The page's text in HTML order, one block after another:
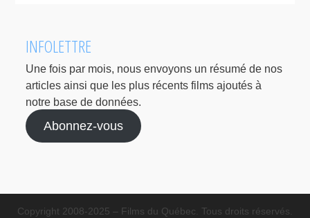
INFOLETTRE
Une fois par mois, nous envoyons un résumé de nos
articles ainsi que les plus récents films ajoutés à
notre base de données.
Abonnez-vous
Copyright 2008-2025 – Films du Québec. Tous droits réservés.